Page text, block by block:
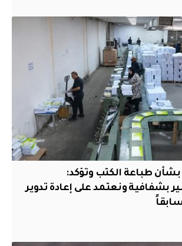
بشأن طباعة الكتب وتؤكد:
بشفافية ونعتمد على إعادة تدوير